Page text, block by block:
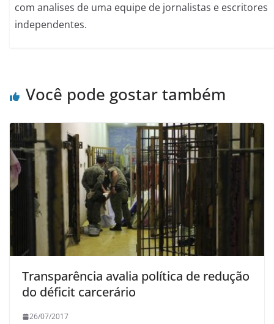
com analises de uma equipe de jornalistas e escritores
independentes.
Você pode gostar também
Transparência avalia política de redução
do déficit carcerário
26/07/2017